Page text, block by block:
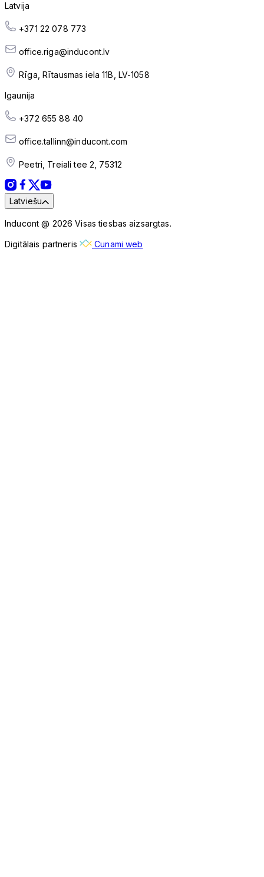
Latvija
+371 22 078 773
office.riga@inducont.lv
Rīga, Rītausmas iela 11B, LV-1058
Igaunija
+372 655 88 40
office.tallinn@inducont.com
Peetri, Treiali tee 2, 75312
Latviešu
Inducont @ 2026 Visas tiesbas aizsargtas.
Digitālais partneris Cunami web